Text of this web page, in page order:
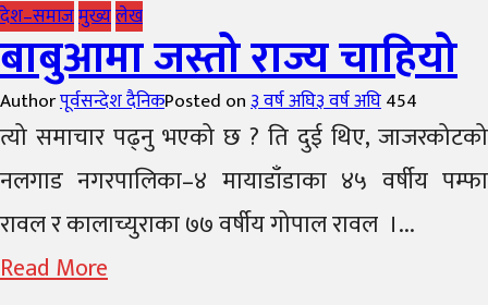
देश–समाजमुख्यलेख
बाबुआमा जस्तो राज्य चाहियो
Authorपूर्वसन्देश दैनिकPosted on३ वर्ष अघि३ वर्ष अघि454
त्यो समाचार पढ्नु भएको छ ? ति दुई थिए, जाजरकोटको
नलगाड नगरपालिका–४ मायाडाँडाका ४५ वर्षीय पम्फा
रावल र कालाच्युराका ७७ वर्षीय गोपाल रावल ।...
Read More